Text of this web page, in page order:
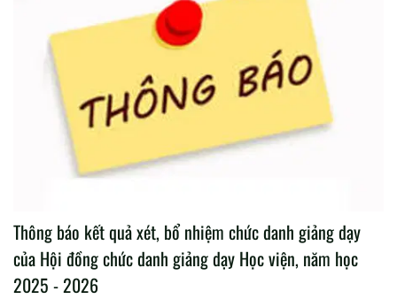
Thông báo kết quả xét, bổ nhiệm chức danh giảng dạy
của Hội đồng chức danh giảng dạy Học viện, năm học
2025 - 2026